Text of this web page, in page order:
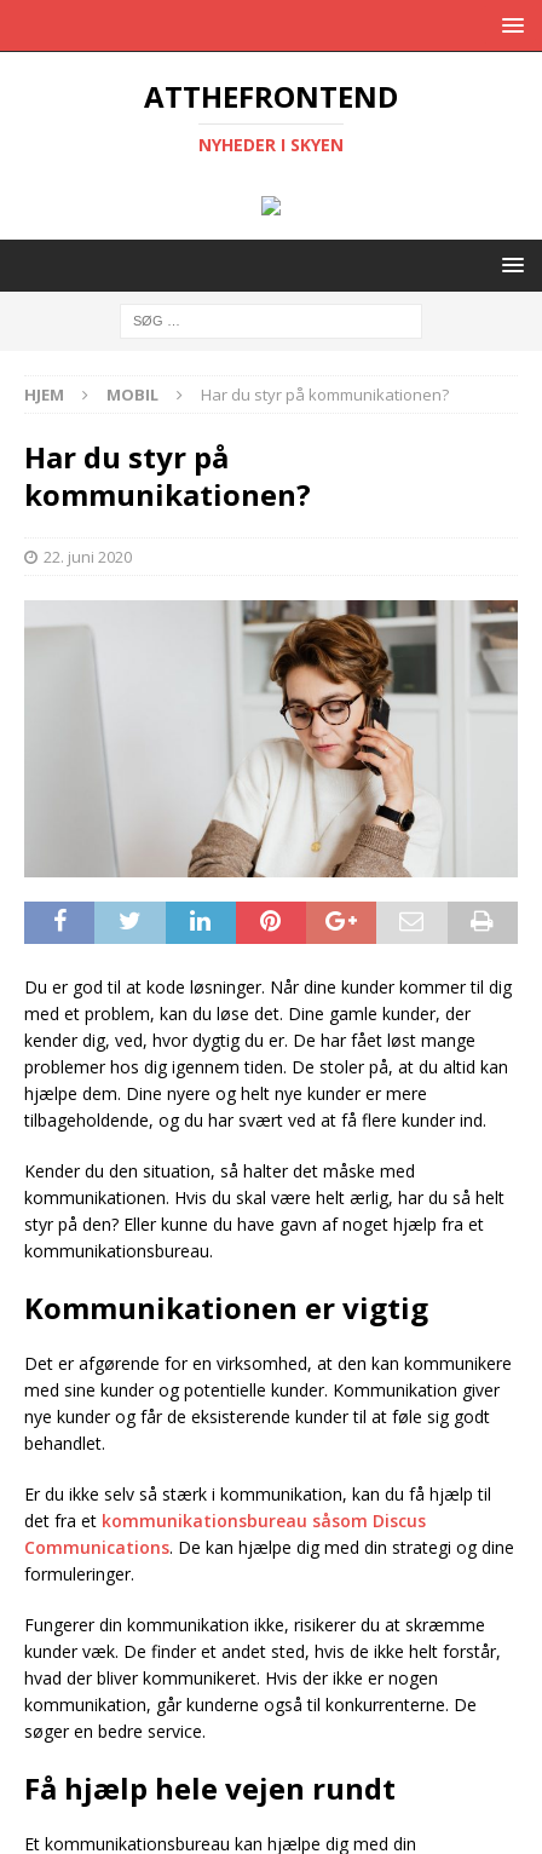
ATTHEFRONTEND
NYHEDER I SKYEN
HJEM MOBIL Har du styr på kommunikationen?
Har du styr på
kommunikationen?
22. juni 2020
Du er god til at kode løsninger. Når dine kunder kommer til dig
med et problem, kan du løse det. Dine gamle kunder, der
kender dig, ved, hvor dygtig du er. De har fået løst mange
problemer hos dig igennem tiden. De stoler på, at du altid kan
hjælpe dem. Dine nyere og helt nye kunder er mere
tilbageholdende, og du har svært ved at få flere kunder ind.
Kender du den situation, så halter det måske med
kommunikationen. Hvis du skal være helt ærlig, har du så helt
styr på den? Eller kunne du have gavn af noget hjælp fra et
kommunikationsbureau.
Kommunikationen er vigtig
Det er afgørende for en virksomhed, at den kan kommunikere
med sine kunder og potentielle kunder. Kommunikation giver
nye kunder og får de eksisterende kunder til at føle sig godt
behandlet.
Er du ikke selv så stærk i kommunikation, kan du få hjælp til
det fra et kommunikationsbureau såsom Discus
Communications. De kan hjælpe dig med din strategi og dine
formuleringer.
Fungerer din kommunikation ikke, risikerer du at skræmme
kunder væk. De finder et andet sted, hvis de ikke helt forstår,
hvad der bliver kommunikeret. Hvis der ikke er nogen
kommunikation, går kunderne også til konkurrenterne. De
søger en bedre service.
Få hjælp hele vejen rundt
Et kommunikationsbureau kan hjælpe dig med din